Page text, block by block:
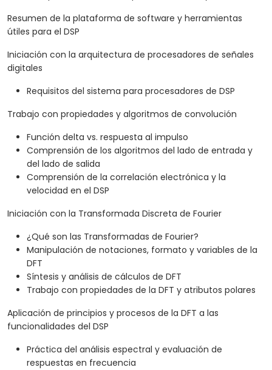
Resumen de la plataforma de software y herramientas
útiles para el DSP
Iniciación con la arquitectura de procesadores de señales
digitales
Requisitos del sistema para procesadores de DSP
Trabajo con propiedades y algoritmos de convolución
Función delta vs. respuesta al impulso
Comprensión de los algoritmos del lado de entrada y
del lado de salida
Comprensión de la correlación electrónica y la
velocidad en el DSP
Iniciación con la Transformada Discreta de Fourier
¿Qué son las Transformadas de Fourier?
Manipulación de notaciones, formato y variables de la
DFT
Síntesis y análisis de cálculos de DFT
Trabajo con propiedades de la DFT y atributos polares
Aplicación de principios y procesos de la DFT a las
funcionalidades del DSP
Práctica del análisis espectral y evaluación de
respuestas en frecuencia